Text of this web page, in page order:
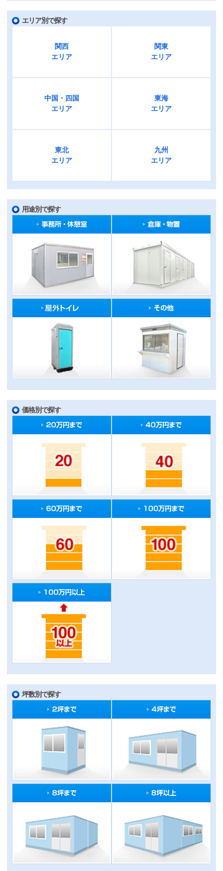
エリア別で探す
関西
エリア
関東
エリア
中国・四国
エリア
東海
エリア
東北
エリア
九州
エリア
用途別で探す
価格別で探す
坪数別で探す